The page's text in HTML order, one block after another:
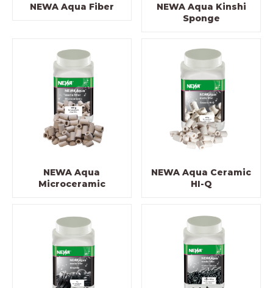
NEWA Aqua Fiber
NEWA Aqua Kinshi
Sponge
NEWA Aqua
Microceramic
NEWA Aqua Ceramic
HI-Q